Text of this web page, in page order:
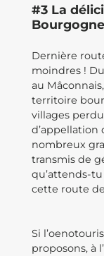
#3 La
Bourgogne
Dernière
moindres !
au
territoire
villages
d’appellation
nombreux
transmis de
qu’attends-
cette route
Si
proposons, à